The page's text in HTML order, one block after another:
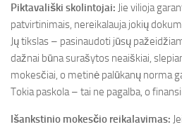
Piktavališki skolintojai: Jie vilioja
patvirtinimais, nereikalauja jokių
Jų tikslas – pasinaudoti jūsų
dažnai būna surašytos neaiškiai,
mokesčiai, o metinė palūkanų norma
Tokia paskola – tai ne pagalba, o
Išankstinio mokesčio reikalavimas: